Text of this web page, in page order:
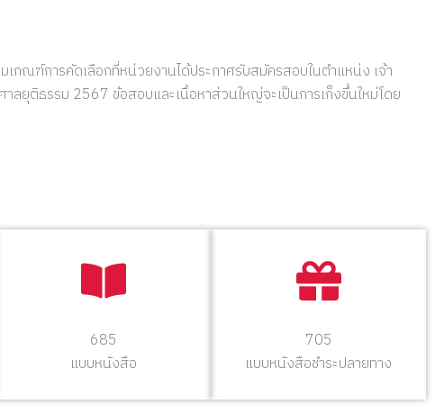
เกณฑ์การคัดเลือกที่หน่วยงานได้ประกาศรับสมัครสอบในตำแหน่ง เจ้า
ลยุติธรรม 2567 ข้อสอบและเนื้อหาส่วนใหญ่จะเป็นการเก็งขึ้นใหม่โดย
685
แบบหนังสือ
705
แบบหนังสือชำระปลายทาง